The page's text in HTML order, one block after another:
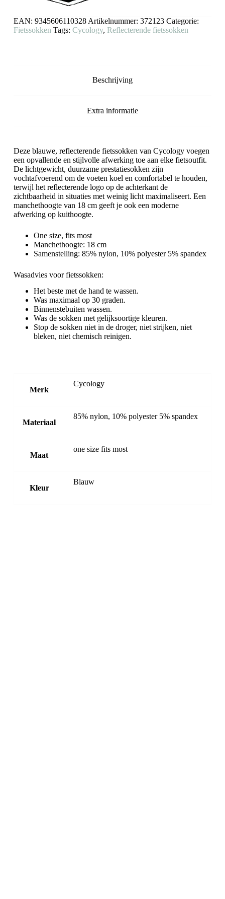
EAN: 9345606110328 Artikelnummer: 372123 Categorie:
Fietssokken Tags: Cycology, Reflecterende fietssokken
Beschrijving
Extra informatie
Deze blauwe, reflecterende fietssokken van Cycology voegen
een opvallende en stijlvolle afwerking toe aan elke fietsoutfit.
De lichtgewicht, duurzame prestatiesokken zijn
vochtafvoerend om de voeten koel en comfortabel te houden,
terwijl het reflecterende logo op de achterkant de
zichtbaarheid in situaties met weinig licht maximaliseert. Een
manchethoogte van 18 cm geeft je ook een moderne
afwerking op kuithoogte.
One size, fits most
Manchethoogte: 18 cm
Samenstelling: 85% nylon, 10% polyester 5% spandex
Wasadvies voor fietssokken:
Het beste met de hand te wassen.
Was maximaal op 30 graden.
Binnenstebuiten wassen.
Was de sokken met gelijksoortige kleuren.
Stop de sokken niet in de droger, niet strijken, niet
bleken, niet chemisch reinigen.
Merk
Cycology
Materiaal
85% nylon, 10% polyester 5% spandex
Maat
one size fits most
Kleur
Blauw